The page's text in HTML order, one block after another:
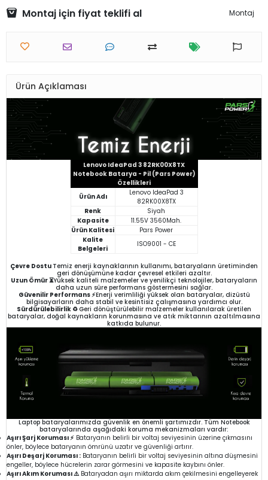
Montaj için fiyat teklifi al Montaj
Ürün Açıklaması
Lenovo IdeaPad 3 82RK00X8TX
Notebook Batarya - Pil (Pars Power)
Özellikleri
Ürün Adı
Lenovo IdeaPad 3
82RK00X8TX
Renk
Siyah
Kapasite
11.55V 3560Mah.
Ürün Kalitesi
Pars Power
Kalite
Belgeleri
ISO9001 - CE
Çevre Dostu Temiz enerji kaynaklarının kullanımı, bataryaların üretiminden
geri dönüşümüne kadar çevresel etkileri azaltır.
Uzun Ömür ⏳Yüksek kaliteli malzemeler ve yenilikçi teknolojiler, bataryaların
daha uzun süre performans göstermesini sağlar.
Güvenilir Performans ⚡Enerji verimliliği yüksek olan bataryalar, dizüstü
bilgisayarların daha stabil ve kesintisiz çalışmasına yardımcı olur.
Sürdürülebilirlik ♻️Geri dönüştürülebilir malzemeler kullanılarak üretilen
bataryalar, doğal kaynakların korunmasına ve atık miktarının azaltılmasına
katkıda bulunur.
Laptop bataryalarımızda güvenlik en önemli şartımızdır. Tüm Notebook
bataryalarında aşağıdaki koruma mekanizmaları vardır:
Aşırı Şarj Koruması ⚡ Bataryanın belirli bir voltaj seviyesinin üzerine çıkmasını
önler, böylece bataryanın ömrünü uzatır ve güvenliği artırır.
Aşırı Deşarj Koruması : Bataryanın belirli bir voltaj seviyesinin altına düşmesini
engeller, böylece hücrelerin zarar görmesini ve kapasite kaybını önler.
Aşırı Akım Koruması ⚠️Bataryadan aşırı miktarda akım çekilmesini engelleyerek